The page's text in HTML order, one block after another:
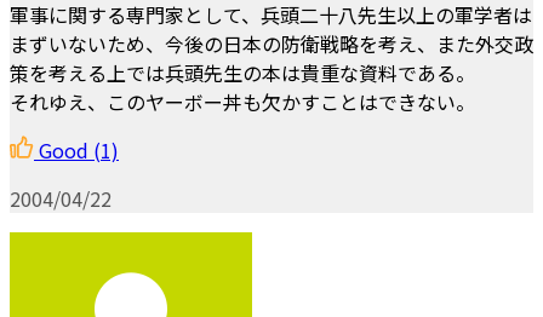
軍事に関する専門家として、兵頭二十八先生以上の軍学者は
まずいないため、今後の日本の防衛戦略を考え、また外交政
策を考える上では兵頭先生の本は貴重な資料である。
それゆえ、このヤーボー丼も欠かすことはできない。
Good (1)
2004/04/22